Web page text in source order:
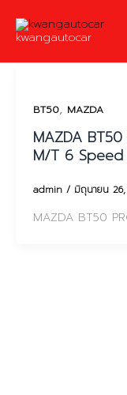
content
kwangautocar
BT50, MAZDA
MAZDA
M/T 6 Speed
admin / มิถุนายน
MAZDA BT50